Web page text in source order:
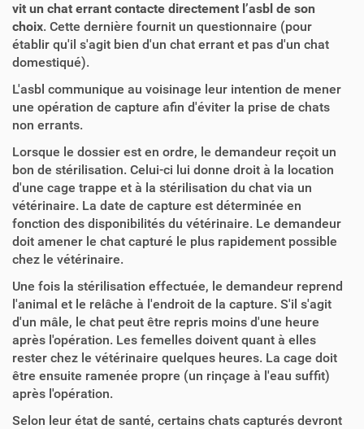
vit un chat errant contacte directement l’asbl de son
choix. Cette dernière fournit un questionnaire (pour
établir qu'il s'agit bien d'un chat errant et pas d'un chat
domestiqué).
L'asbl communique au voisinage leur intention de mener
une opération de capture afin d'éviter la prise de chats
non errants.
Lorsque le dossier est en ordre, le demandeur reçoit un
bon de stérilisation. Celui-ci lui donne droit à la location
d'une cage trappe et à la stérilisation du chat via un
vétérinaire. La date de capture est déterminée en
fonction des disponibilités du vétérinaire. Le demandeur
doit amener le chat capturé le plus rapidement possible
chez le vétérinaire.
Une fois la stérilisation effectuée, le demandeur reprend
l'animal et le relâche à l'endroit de la capture. S'il s'agit
d'un mâle, le chat peut être repris moins d'une heure
après l'opération. Les femelles doivent quant à elles
rester chez le vétérinaire quelques heures. La cage doit
être ensuite ramenée propre (un rinçage à l'eau suffit)
après l'opération.
Selon leur état de santé, certains chats capturés devront